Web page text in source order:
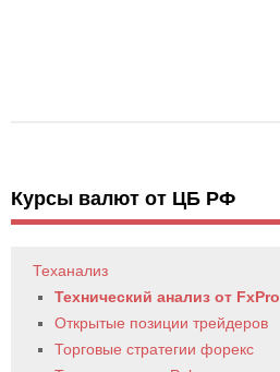
Курсы валют от ЦБ РФ
Теханализ
Технический анализ от FxPro
Открытые позиции трейдеров
Торговые стратегии форекс